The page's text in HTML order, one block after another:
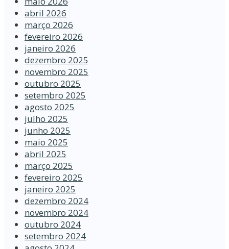
abril 2026
março 2026
fevereiro 2026
janeiro 2026
dezembro 2025
novembro 2025
outubro 2025
setembro 2025
agosto 2025
julho 2025
junho 2025
maio 2025
abril 2025
março 2025
fevereiro 2025
janeiro 2025
dezembro 2024
novembro 2024
outubro 2024
setembro 2024